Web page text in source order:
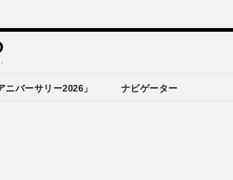
ニバーサリー2026」 ナビゲーター